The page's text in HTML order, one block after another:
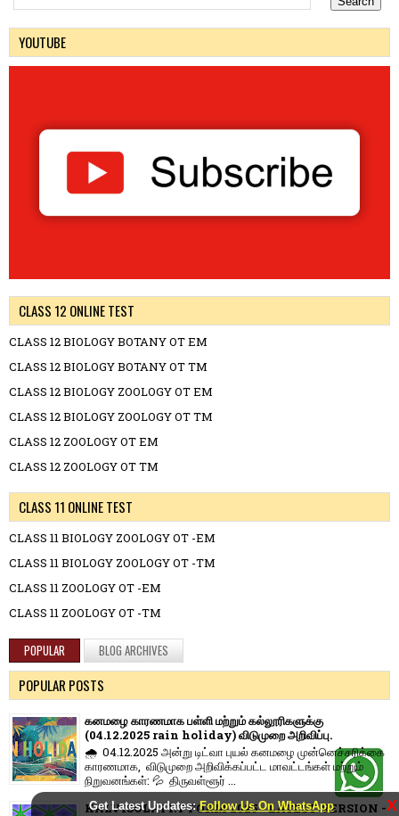
Get Latest Updates:Follow Us On WhatsApp X
YOUTUBE
CLASS 12 ONLINE TEST
CLASS 12 BIOLOGY BOTANY OT EM
CLASS 12 BIOLOGY BOTANY OT TM
CLASS 12 BIOLOGY ZOOLOGY OT EM
CLASS 12 BIOLOGY ZOOLOGY OT TM
CLASS 12 ZOOLOGY OT EM
CLASS 12 ZOOLOGY OT TM
CLASS 11 ONLINE TEST
CLASS 11 BIOLOGY ZOOLOGY OT -EM
CLASS 11 BIOLOGY ZOOLOGY OT -TM
CLASS 11 ZOOLOGY OT -EM
CLASS 11 ZOOLOGY OT -TM
POPULAR BLOG ARCHIVES
POPULAR POSTS
கனமழை காரணமாக பள்ளி மற்றும் கல்லூரிகளுக்கு
(04.12.2025 rain holiday) விடுமுறை அறிவிப்பு.
🌧️ 04.12.2025 அன்று டிட்வா புயல் கனமழை முன்னெச்சரிக்கை
காரணமாக, விடுமுறை அறிவிக்கப்பட்ட மாவட்டங்கள் மற்றும்
நிறுவனங்கள்: 💦 திருவள்ளூர் ...
KALVISOLAI I.T FORM 2025 - LATEST VERSION -